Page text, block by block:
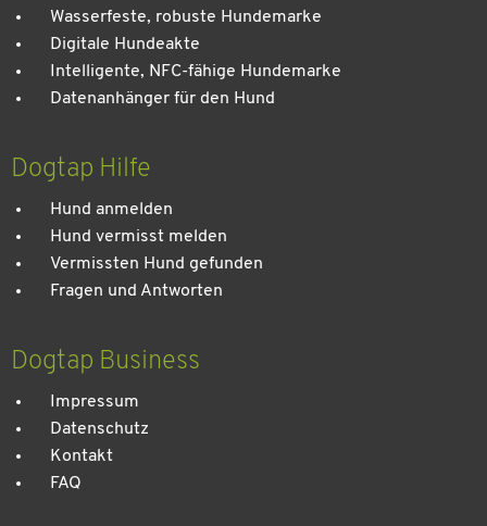
Wasserfeste, robuste Hundemarke
Digitale Hundeakte
Intelligente, NFC-fähige Hundemarke
Datenanhänger für den Hund
Dogtap Hilfe
Hund anmelden
Hund vermisst melden
Vermissten Hund gefunden
Fragen und Antworten
Dogtap Business
Impressum
Datenschutz
Kontakt
FAQ